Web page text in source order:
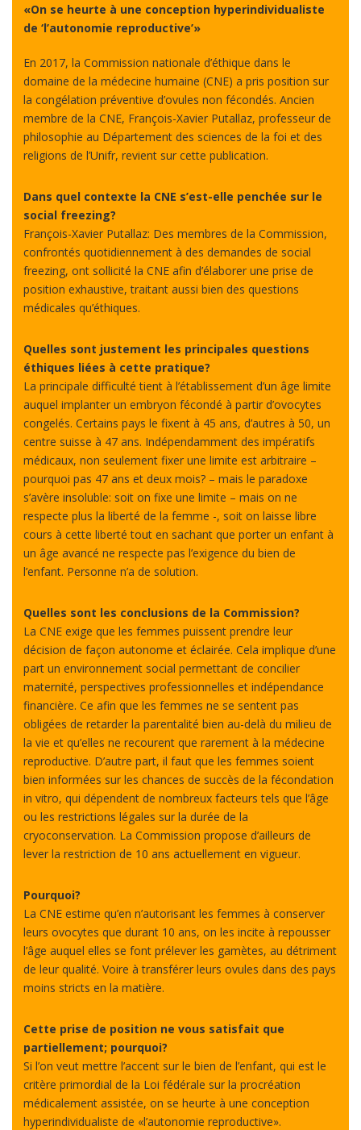
«On se heurte à une conception hyperindividualiste
de ‘l’autonomie reproductive’»
En 2017, la Commission nationale d’éthique dans le
domaine de la médecine humaine (CNE) a pris position sur
la congélation préventive d’ovules non fécondés. Ancien
membre de la CNE, François-Xavier Putallaz, professeur de
philosophie au Département des sciences de la foi et des
religions de l’Unifr, revient sur cette publication.
Dans quel contexte la CNE s’est-elle penchée sur le
social freezing?
François-Xavier Putallaz: Des membres de la Commission,
confrontés quotidiennement à des demandes de social
freezing, ont sollicité la CNE afin d’élaborer une prise de
position exhaustive, traitant aussi bien des questions
médicales qu’éthiques.
Quelles sont justement les principales questions
éthiques liées à cette pratique?
La principale difficulté tient à l’établissement d’un âge limite
auquel implanter un embryon fécondé à partir d’ovocytes
congelés. Certains pays le fixent à 45 ans, d’autres à 50, un
centre suisse à 47 ans. Indépendamment des impératifs
médicaux, non seulement fixer une limite est arbitraire –
pourquoi pas 47 ans et deux mois? – mais le paradoxe
s’avère insoluble: soit on fixe une limite – mais on ne
respecte plus la liberté de la femme -, soit on laisse libre
cours à cette liberté tout en sachant que porter un enfant à
un âge avancé ne respecte pas l’exigence du bien de
l’enfant. Personne n’a de solution.
Quelles sont les conclusions de la Commission?
La CNE exige que les femmes puissent prendre leur
décision de façon autonome et éclairée. Cela implique d’une
part un environnement social permettant de concilier
maternité, perspectives professionnelles et indépendance
financière. Ce afin que les femmes ne se sentent pas
obligées de retarder la parentalité bien au-delà du milieu de
la vie et qu’elles ne recourent que rarement à la médecine
reproductive. D’autre part, il faut que les femmes soient
bien informées sur les chances de succès de la fécondation
in vitro, qui dépendent de nombreux facteurs tels que l’âge
ou les restrictions légales sur la durée de la
cryoconservation. La Commission propose d’ailleurs de
lever la restriction de 10 ans actuellement en vigueur.
Pourquoi?
La CNE estime qu’en n’autorisant les femmes à conserver
leurs ovocytes que durant 10 ans, on les incite à repousser
l’âge auquel elles se font prélever les gamètes, au détriment
de leur qualité. Voire à transférer leurs ovules dans des pays
moins stricts en la matière.
Cette prise de position ne vous satisfait que
partiellement; pourquoi?
Si l’on veut mettre l’accent sur le bien de l’enfant, qui est le
critère primordial de la Loi fédérale sur la procréation
médicalement assistée, on se heurte à une conception
hyperindividualiste de «l’autonomie reproductive».